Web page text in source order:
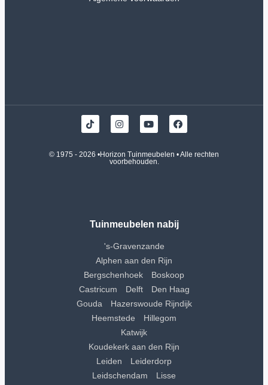
© 1975 - 2026 •Horizon Tuinmeubelen • Alle rechten
voorbehouden.
Tuinmeubelen nabij
's-Gravenzande
Alphen aan den Rijn
Bergschenhoek
Boskoop
Castricum
Delft
Den Haag
Gouda
Hazerswoude Rijndijk
Heemstede
Hillegom
Katwijk
Koudekerk aan den Rijn
Leiden
Leiderdorp
Leidschendam
Lisse